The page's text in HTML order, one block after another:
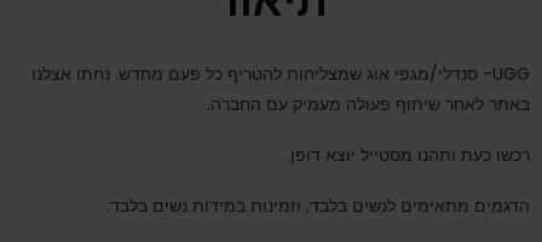
UGG- סנדלי/מגפי אוג שמצליחות להטריף כל פעם מחדש. נחתו אצלנו
באתר לאחר שיתוף פעולה מעמיק עם החברה.
רכשו כעת ותהנו מסטייל יוצא דופן.
הדגמים מתאימים לנשים בלבד, וזמינות במידות נשים בלבד.